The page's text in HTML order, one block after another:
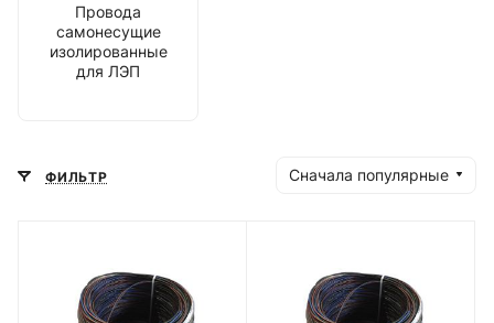
Провода
самонесущие
изолированные
для ЛЭП
ФИЛЬТР Сначала популярные